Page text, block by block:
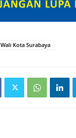
Wali Kota Surabaya